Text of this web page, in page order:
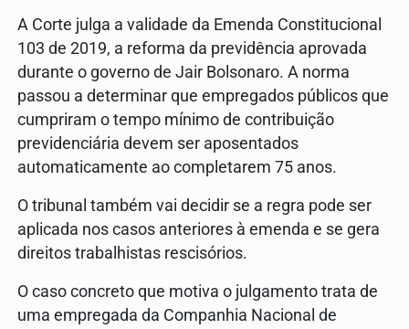
A Corte julga a validade da Emenda Constitucional
103 de 2019, a reforma da previdência aprovada
durante o governo de Jair Bolsonaro. A norma
passou a determinar que empregados públicos que
cumpriram o tempo mínimo de contribuição
previdenciária devem ser aposentados
automaticamente ao completarem 75 anos.
O tribunal também vai decidir se a regra pode ser
aplicada nos casos anteriores à emenda e se gera
direitos trabalhistas rescisórios.
O caso concreto que motiva o julgamento trata de
uma empregada da Companhia Nacional de